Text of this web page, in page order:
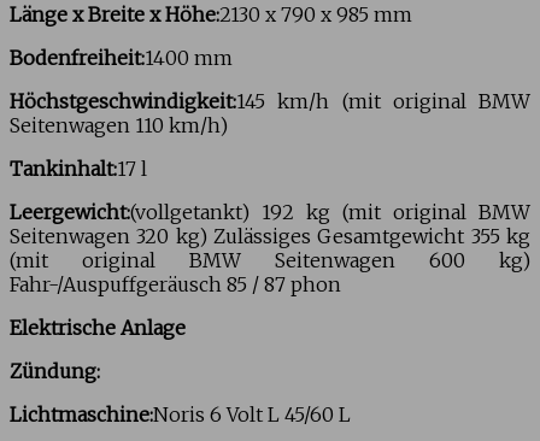
Länge x Breite x Höhe:2130 x 790 x 985 mm
Bodenfreiheit:1400 mm
Höchstgeschwindigkeit:145 km/h (mit original BMW
Seitenwagen 110 km/h)
Tankinhalt:17 l
Leergewicht:(vollgetankt) 192 kg (mit original BMW
Seitenwagen 320 kg) Zulässiges Gesamtgewicht 355 kg
(mit original BMW Seitenwagen 600 kg)
Fahr-/Auspuffgeräusch 85 / 87 phon
Elektrische Anlage
Zündung:
Lichtmaschine:Noris 6 Volt L 45/60 L